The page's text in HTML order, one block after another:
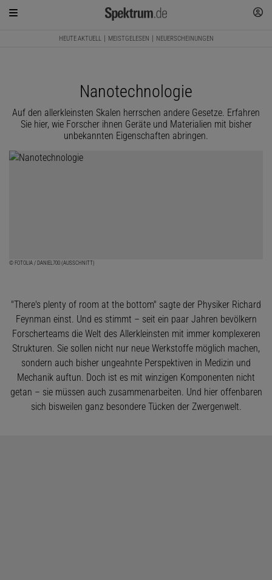
HEUTE AKTUELL MEISTGELESEN NEUERSCHEINUNGEN
Nanotechnologie
Auf den allerkleinsten Skalen herrschen andere Gesetze. Erfahren
Sie hier, wie Forscher ihnen Geräte und Materialien mit bisher
unbekannten Eigenschaften abringen.
© FOTOLIA / DANIEL700 (AUSSCHNITT)
"There's plenty of room at the bottom" sagte der Physiker Richard
Feynman einst. Und es stimmt – seit ein paar Jahren bevölkern
Forscherteams die Welt des Allerkleinsten mit immer komplexeren
Strukturen. Sie sollen nicht nur neue Werkstoffe möglich machen,
sondern auch bisher ungeahnte Perspektiven in Medizin und
Mechanik auftun. Doch ist es mit winzigen Komponenten nicht
getan – sie müssen auch zusammenarbeiten. Und hier offenbaren
sich bisweilen ganz besondere Tücken der Zwergenwelt.